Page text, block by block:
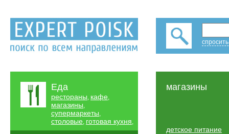
Еда
рестораны, кафе,
магазины,
супермаркеты,
столовые, готовая кухня,
магазины
детское питание